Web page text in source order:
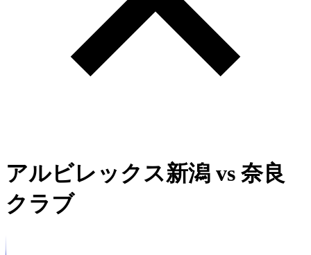
アルビレックス新潟 vs 奈良
クラブ